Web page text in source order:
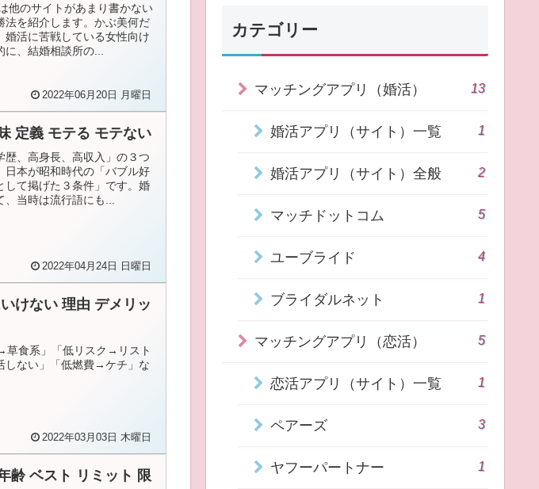
他のサイトがあまり書かない
法を紹介します。かぶ美何だ
活に苦戦している女性向け
、結婚相談所の...
2022年06月20日 月曜日
定義 モテる モテない
歴、高身長、高収入」の３つ
日本が昭和時代の「バブル好
して掲げた３条件」です。婚
当時は流行語にも...
2022年04月24日 日曜日
けない 理由 デメリッ
草食系」「低リスク→リスト
しない」「低燃費→ケチ」な
2022年03月03日 木曜日
齢 ベスト リミット 限
カテゴリー
マッチングアプリ（婚活） 13
婚活アプリ（サイト）一覧 1
婚活アプリ（サイト）全般 2
マッチドットコム 5
ユーブライド 4
ブライダルネット 1
マッチングアプリ（恋活） 5
恋活アプリ（サイト）一覧 1
ペアーズ 3
ヤフーパートナー 1